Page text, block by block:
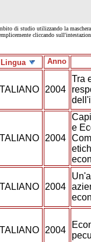
di studio utilizzando la
cliccando
Lingua Anno
ITALIANO 2004
Tra
ITALIANO 2004
e
ITALIANO 2004
ITALIANO 2004